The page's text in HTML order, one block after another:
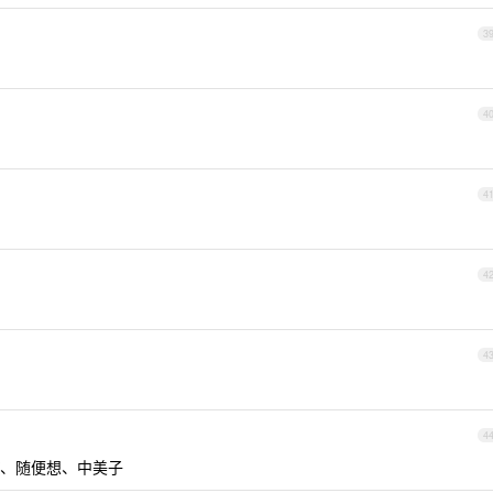
39
40
41
42
43
44
随便想、中美子